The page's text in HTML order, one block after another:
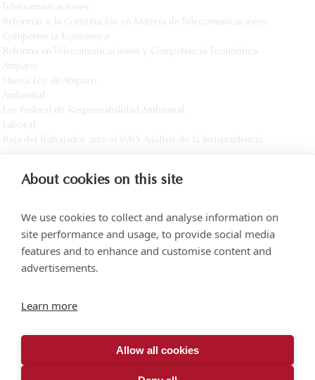
Telecomunicaciones:
Reformas a la Constitución en Materia de Telecomunicaciones.
Competencia Económica:
Reforma en Telecomunicaciones y Competencia Económica.
Amparo:
Nueva Ley de Amparo.
Ambiental:
Ley Federal de Responsabilidad Ambiental.
Laboral:
Baja del Trabajador ante el IMSS Análisis de la Jurisprudencia.
Acceso por Calle Arquímedes N.° 10, C.P. 11550, Ciudad de México
About cookies on this site
We use cookies to collect and analyse information on
site performance and usage, to provide social media
features and to enhance and customise content and
advertisements.
Learn more
Allow all cookies